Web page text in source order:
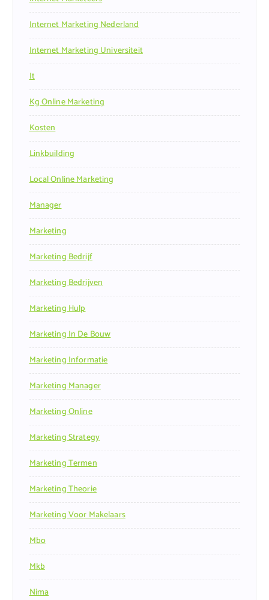
Internet Marketing Nederland
Internet Marketing Universiteit
It
Kg Online Marketing
Kosten
Linkbuilding
Local Online Marketing
Manager
Marketing
Marketing Bedrijf
Marketing Bedrijven
Marketing Hulp
Marketing In De Bouw
Marketing Informatie
Marketing Manager
Marketing Online
Marketing Strategy
Marketing Termen
Marketing Theorie
Marketing Voor Makelaars
Mbo
Mkb
Nima